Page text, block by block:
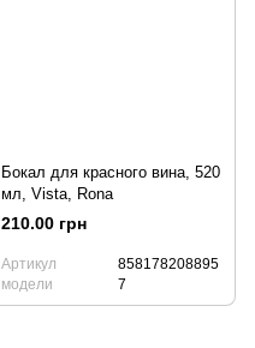
Бокал для красного вина, 520
мл, Vista, Rona
210.00 грн
Артикул
модели
858178208895
7